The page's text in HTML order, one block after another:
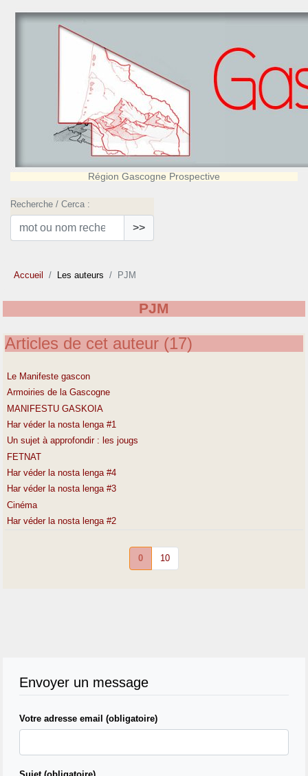
Région Gascogne Prospective
Recherche / Cerca :
>>
Accueil Les auteurs PJM
PJM
Articles de cet auteur (17)
Le Manifeste gascon
Armoiries de la Gascogne
MANIFESTU GASKOIA
Har véder la nosta lenga #1
Un sujet à approfondir : les jougs
FETNAT
Har véder la nosta lenga #4
Har véder la nosta lenga #3
Cinéma
Har véder la nosta lenga #2
0 10
Envoyer un message
Votre adresse email (obligatoire)